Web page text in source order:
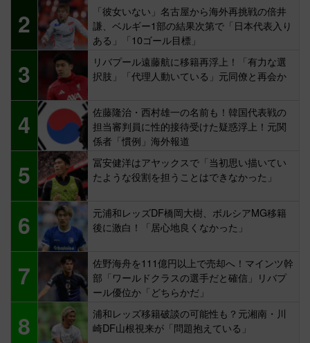
2
「彼女いない」名古屋から海外再挑戦の倍井
謙、ベルギー1部の結果次第で「日本代表入り
ある」「10ゴール目標」
3
リバプール遠藤航に移籍再浮上！「有力な選
択肢」「代理人動いている」元同僚と再会か
4
佐藤隆治・西村雄一の名前も！韓国代表戦の
担当審判員に性的接待受けた疑惑浮上！元関
係者「慣例」海外報道
5
冨安健洋はアヤックスで「当初思い描いてい
たような役割を担うことはできなかった」
6
元浦和レッズDF橋岡大樹、ボルシアMG移籍
後に激白！「居心地良くなかった」
7
佐野海舟を111億円以上で売却へ！マインツ幹
部「ワールドクラスの選手だと確信」リバプ
ール優位か「どちらかだ」
8
浦和レッズ移籍破談の可能性も？元湘南・川
崎DF山根視来が「問題抱えている」